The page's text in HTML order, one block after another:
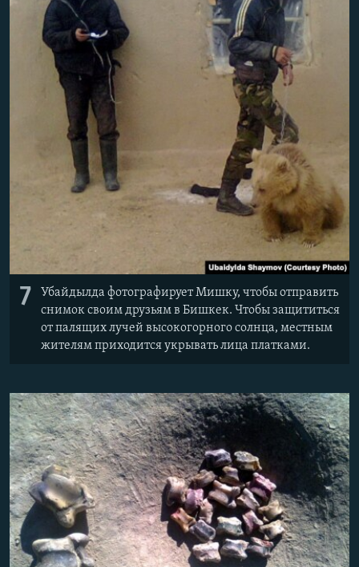
7
Убайдылда фотографирует Мишку, чтобы отправить
снимок своим друзьям в Бишкек. Чтобы защититься
от палящих лучей высокогорного солнца, местным
жителям приходится укрывать лица платками.